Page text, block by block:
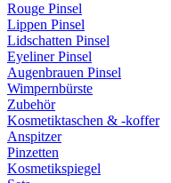
Rouge Pinsel
Lippen Pinsel
Lidschatten Pinsel
Eyeliner Pinsel
Augenbrauen Pinsel
Wimpernbürste
Zubehör
Kosmetiktaschen & -koffer
Anspitzer
Pinzetten
Kosmetikspiegel